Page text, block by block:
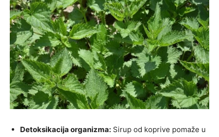
Detoksikacija organizma: Sirup od koprive pomaže u